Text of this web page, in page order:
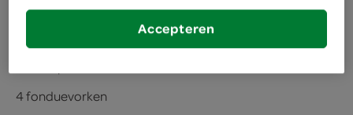
benodigdheden
4 fonduevorken
Accepteren